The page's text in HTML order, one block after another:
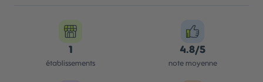
1
établissements
4.8/5
note moyenne